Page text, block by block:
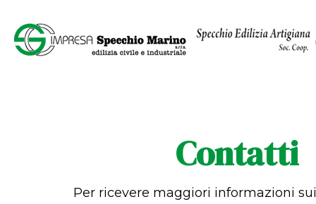
Contatti
Per ricevere maggiori informazioni